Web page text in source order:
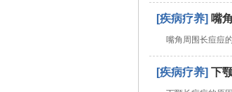
[疾病疗养] 嘴
嘴角周围长痘痘
[疾病疗养] 下